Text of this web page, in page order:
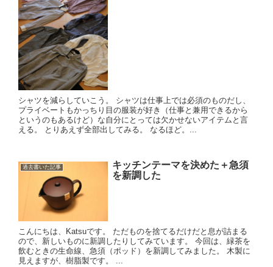
シャツを減らしていこう。 シャツは仕事上では必須のものだし、
プライベートもかっちり目の服装が好き（仕事と兼用できるから
というのもあるけど）な自分にとっては欠かせないアイテムと言
える。 とりあえず全部出してみる。 なるほど。...
過去書いた記事
キッチンテーマを決めた＋急須
を新調した
こんにちは、Katsuです。 ただものを捨てるだけだと息が詰まる
ので、新しいものに新調したりしてみています。 今回は、緑茶を
飲むときの生命線、急須（ポッド）を新調してみました。 木製に
見えますが、樹脂製です。 ...